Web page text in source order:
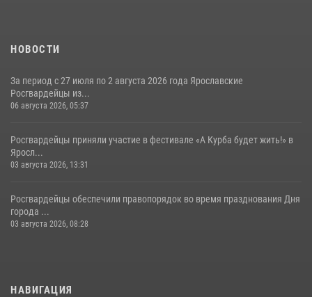
НОВОСТИ
За период с 27 июля по 2 августа 2026 года Ярославские
Росгвардейцы из...
06 августа 2026, 05:37
Росгвардейцы приняли участие в фестивале «А Курба будет жить!» в
Яросл...
03 августа 2026, 13:31
Росгвардейцы обеспечили правопорядок во время празднования Дня
города ...
03 августа 2026, 08:28
НАВИГАЦИЯ